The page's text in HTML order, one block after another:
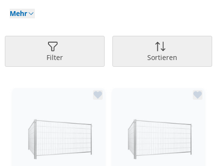
Mehr
Filter Sortieren